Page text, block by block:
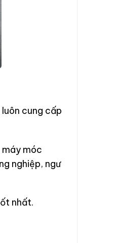
cung cấp
máy móc
nghiệp, ngư
nhất.